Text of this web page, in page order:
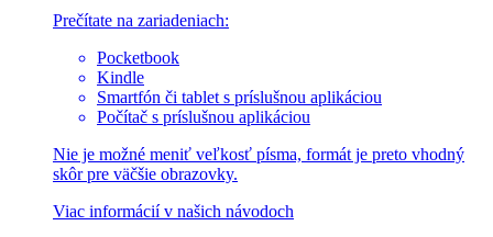
Prečítate na zariadeniach:
Pocketbook
Kindle
Smartfón či tablet s príslušnou aplikáciou
Počítač s príslušnou aplikáciou
Nie je možné meniť veľkosť písma, formát je preto vhodný
skôr pre väčšie obrazovky.
Viac informácií v našich návodoch